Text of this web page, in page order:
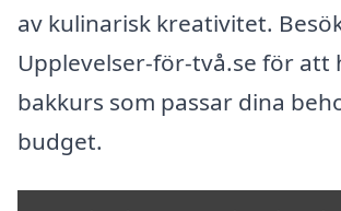
av kulinarisk kreativitet.
Upplevelser-för-två.se för att
bakkurs som passar dina
budget.